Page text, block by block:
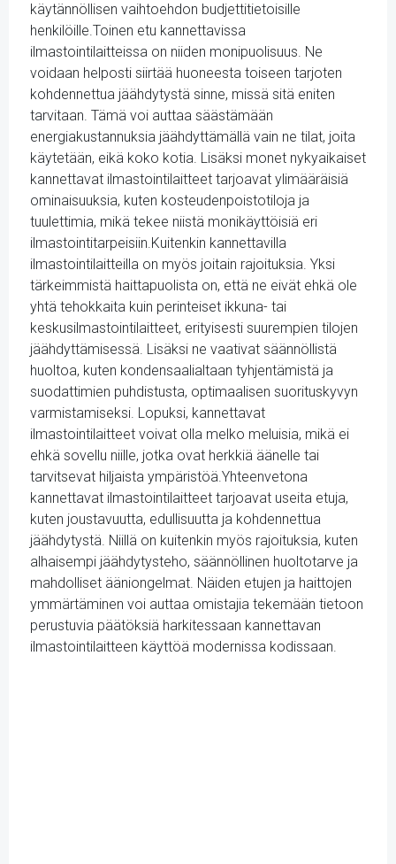
käytännöllisen vaihtoehdon budjettitietoisille
henkilöille.Toinen etu kannettavissa
ilmastointilaitteissa on niiden monipuolisuus. Ne
voidaan helposti siirtää huoneesta toiseen tarjoten
kohdennettua jäähdytystä sinne, missä sitä eniten
tarvitaan. Tämä voi auttaa säästämään
energiakustannuksia jäähdyttämällä vain ne tilat, joita
käytetään, eikä koko kotia. Lisäksi monet nykyaikaiset
kannettavat ilmastointilaitteet tarjoavat ylimääräisiä
ominaisuuksia, kuten kosteudenpoistotiloja ja
tuulettimia, mikä tekee niistä monikäyttöisiä eri
ilmastointitarpeisiin.Kuitenkin kannettavilla
ilmastointilaitteilla on myös joitain rajoituksia. Yksi
tärkeimmistä haittapuolista on, että ne eivät ehkä ole
yhtä tehokkaita kuin perinteiset ikkuna- tai
keskusilmastointilaitteet, erityisesti suurempien tilojen
jäähdyttämisessä. Lisäksi ne vaativat säännöllistä
huoltoa, kuten kondensaalialtaan tyhjentämistä ja
suodattimien puhdistusta, optimaalisen suorituskyvyn
varmistamiseksi. Lopuksi, kannettavat
ilmastointilaitteet voivat olla melko meluisia, mikä ei
ehkä sovellu niille, jotka ovat herkkiä äänelle tai
tarvitsevat hiljaista ympäristöä.Yhteenvetona
kannettavat ilmastointilaitteet tarjoavat useita etuja,
kuten joustavuutta, edullisuutta ja kohdennettua
jäähdytystä. Niillä on kuitenkin myös rajoituksia, kuten
alhaisempi jäähdytysteho, säännöllinen huoltotarve ja
mahdolliset ääniongelmat. Näiden etujen ja haittojen
ymmärtäminen voi auttaa omistajia tekemään tietoon
perustuvia päätöksiä harkitessaan kannettavan
ilmastointilaitteen käyttöä modernissa kodissaan.